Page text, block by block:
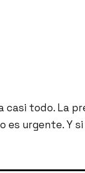
todo. La
urgente. Y